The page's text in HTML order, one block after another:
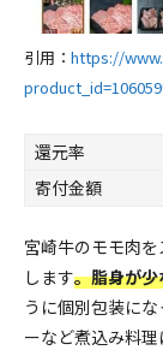
引用： https://
還元率
寄付金額
宮崎牛のモモ肉
します。脂身が
うに個別包装に
ーなど煮込み料理